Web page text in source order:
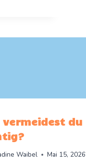
vermeidest du
Waibel Mai 15, 2026